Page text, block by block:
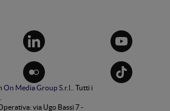
On Media Group S.r.l.
. Tutti i
via Ugo Bassi 7 -